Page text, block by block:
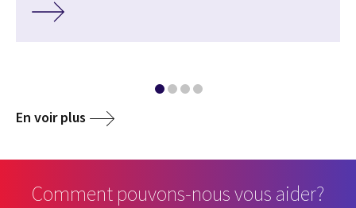
En voir plus
Comment pouvons-nous vous aider?